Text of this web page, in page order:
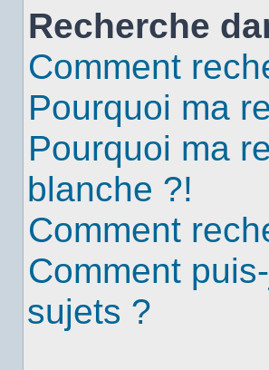
Recherche
Comment
Pourquoi ma
Pourquoi ma
blanche ?!
Comment
Comment
sujets ?